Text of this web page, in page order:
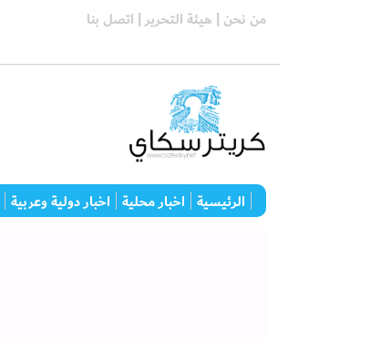
من نحن | هيئة التحرير | اتصل بنا
الرئيسية اخبار محلية اخبار دولية وعربية